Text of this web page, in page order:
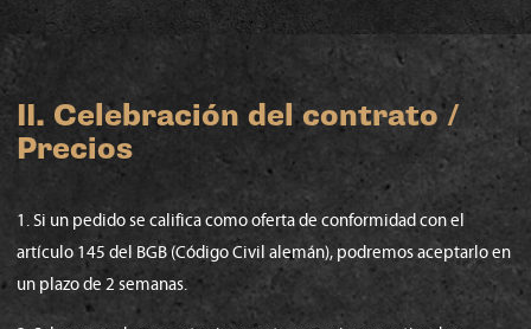
II. Celebración del contrato /
Precios
1. Si un pedido se califica como oferta de conformidad con el
artículo 145 del BGB (Código Civil alemán), podremos aceptarlo en
un plazo de 2 semanas.